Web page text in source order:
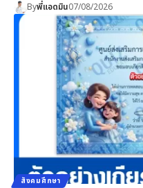
Byพี่แอดมิน07/08/2026
สังคมศึกษา